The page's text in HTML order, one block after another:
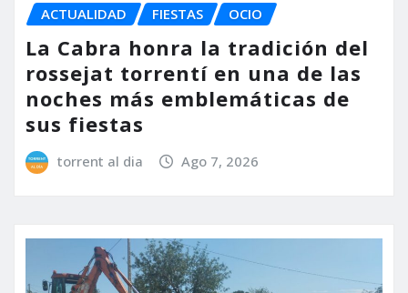
ACTUALIDAD FIESTAS OCIO
La Cabra honra la tradición del
rossejat torrentí en una de las
noches más emblemáticas de
sus fiestas
torrent al dia Ago 7, 2026